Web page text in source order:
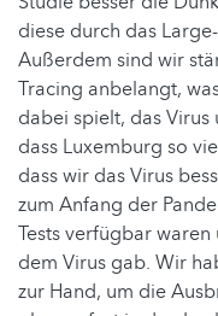
diese durch das
Außerdem sind wir
Tracing anbelangt,
dabei spielt, das
dass Luxemburg so
dass wir das Virus
zum Anfang der
Tests verfügbar
dem Virus gab. Wir
zur Hand, um die